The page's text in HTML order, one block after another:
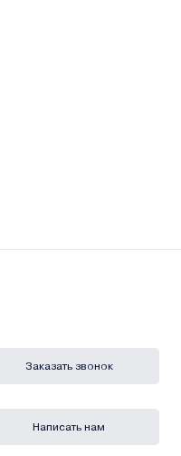
Заказать звонок
Написать нам